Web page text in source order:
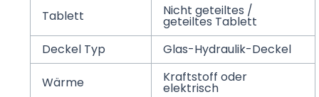
Tablett Nicht geteiltes /
geteiltes Tablett
Deckel Typ
Glas-Hydraulik-Deckel
Wärme Kraftstoff oder
elektrisch